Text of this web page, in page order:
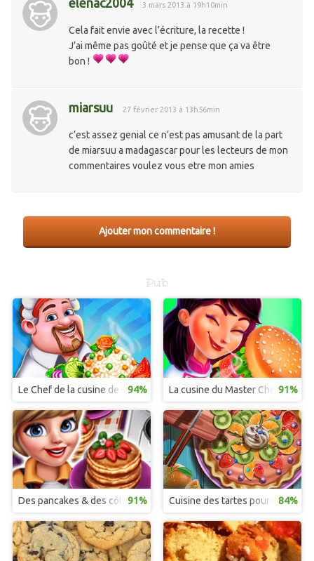
elenac2004 3 mars 2013 à 19h10min
Cela fait envie avec l’écriture, la recette !
J’ai même pas goûté et je pense que ça va être
bon !
miarsuu 27 février 2013 à 13h56min
c’est assez genial ce n’est pas amusant de la part
de miarsuu a madagascar pour les lecteurs de mon
commentaires voulez vous etre mon amies
Ajouter mon commentaire !
Pub
Le Chef de la cusine de rue94% La cusine du Master Chef91%
Des pancakes & des côtelettes
91% Cuisine des tartes pour de vrai
84%